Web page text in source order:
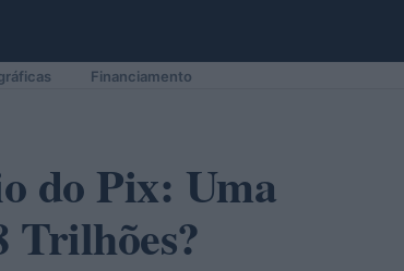
Financiamento
do Pix: Uma
Trilhões?